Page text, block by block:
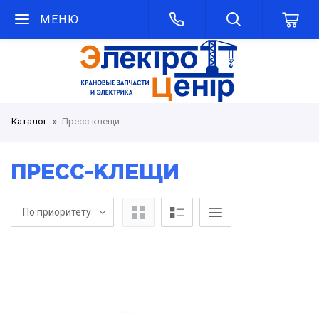
МЕНЮ
Каталог Пресс-клещи
ПРЕСС-КЛЕЩИ
По приоритету